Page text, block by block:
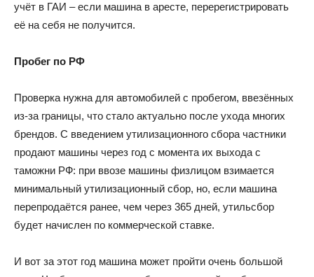
учёт в ГАИ – если машина в аресте, перерегистрировать
её на себя не получится.
Пробег по РФ
Проверка нужна для автомобилей с пробегом, ввезённых
из-за границы, что стало актуально после ухода многих
брендов. С введением утилизационного сбора частники
продают машины через год с момента их выхода с
таможни РФ: при ввозе машины физлицом взимается
минимальный утилизационный сбор, но, если машина
перепродаётся ранее, чем через 365 дней, утильсбор
будет начислен по коммерческой ставке.
И вот за этот год машина может пройти очень большой